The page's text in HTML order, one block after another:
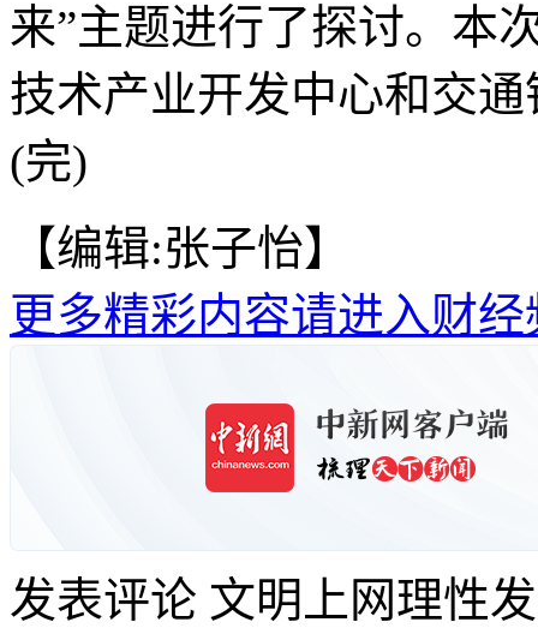
来”主题进行了探讨。本
技术产业开发中心和交
(完)
【编辑:张子怡】
更多精彩内容请进入财经
发表评论 文明上网理性